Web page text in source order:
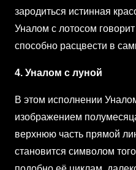
зародиться истинная
Уналом с лотосом
способно расцвести в
4. Уналом с луной
В этом исполнении
изображением
верхнюю часть прямой
становится символом